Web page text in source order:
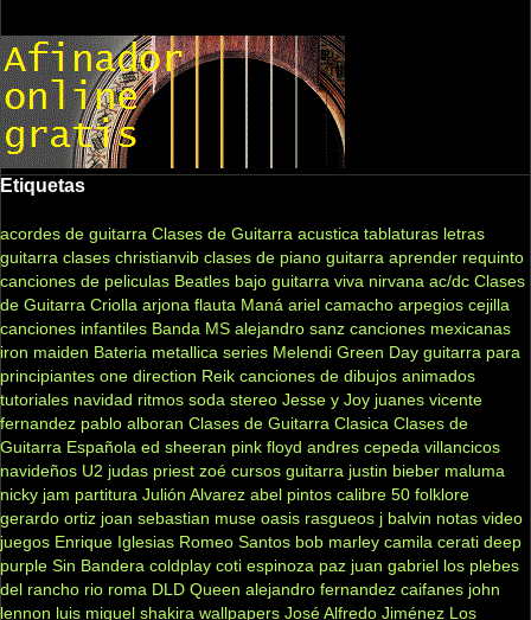
Etiquetas
acordes de guitarra Clases de Guitarra acustica tablaturas letras
guitarra clases christianvib clases de piano guitarra aprender requinto
canciones de peliculas Beatles bajo guitarra viva nirvana ac/dc Clases
de Guitarra Criolla arjona flauta Maná ariel camacho arpegios cejilla
canciones infantiles Banda MS alejandro sanz canciones mexicanas
iron maiden Bateria metallica series Melendi Green Day guitarra para
principiantes one direction Reik canciones de dibujos animados
tutoriales navidad ritmos soda stereo Jesse y Joy juanes vicente
fernandez pablo alboran Clases de Guitarra Clasica Clases de
Guitarra Española ed sheeran pink floyd andres cepeda villancicos
navideños U2 judas priest zoé cursos guitarra justin bieber maluma
nicky jam partitura Julión Alvarez abel pintos calibre 50 folklore
gerardo ortiz joan sebastian muse oasis rasgueos j balvin notas video
juegos Enrique Iglesias Romeo Santos bob marley camila cerati deep
purple Sin Bandera coldplay coti espinoza paz juan gabriel los plebes
del rancho rio roma DLD Queen alejandro fernandez caifanes john
lennon luis miguel shakira wallpapers José Alfredo Jiménez Los